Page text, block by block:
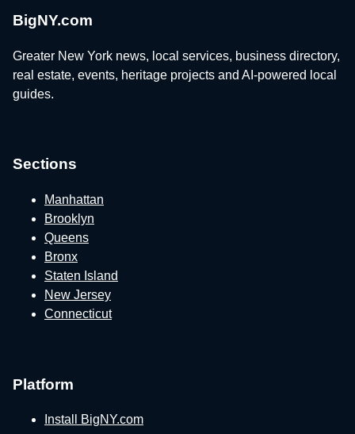
BigNY.com
Greater New York news, local services, business directory,
real estate, events, heritage projects and AI-powered local
guides.
Sections
Manhattan
Brooklyn
Queens
Bronx
Staten Island
New Jersey
Connecticut
Platform
Install BigNY.com